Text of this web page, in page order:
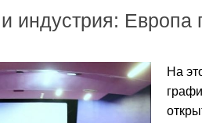
индустрия: Европа
На